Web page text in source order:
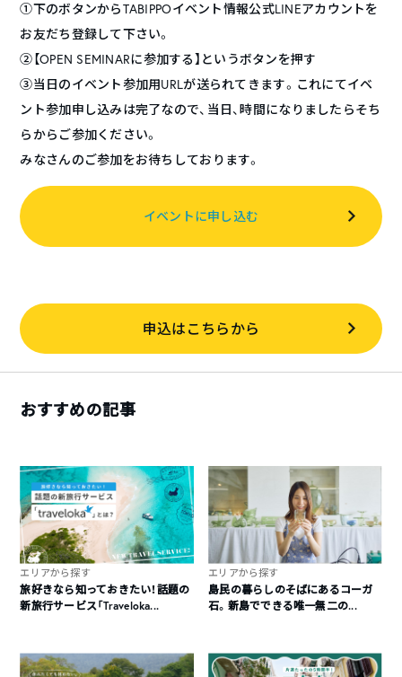
①下のボタンからTABIPPOイベント情報公式LINEアカウントを
お友だち登録して下さい。
②【OPEN SEMINARに参加する】というボタンを押す
③当日のイベント参加用URLが送られてきます。これにてイベ
ント参加申し込みは完了なので、当日、時間になりましたらそち
らからご参加ください。
みなさんのご参加をお待ちしております。
イベントに申し込む
申込はこちらから
おすすめの記事
エリアから探す
旅好きなら知っておきたい！話題の
新旅行サービス「Traveloka...
エリアから探す
島民の暮らしのそばにあるコーガ
石。新島でできる唯一無二の...